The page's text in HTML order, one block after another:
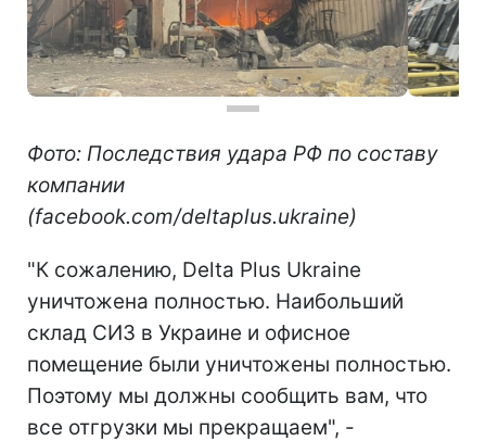
Фото: Последствия удара РФ по составу
компании
(facebook.com/deltaplus.ukraine)
"К сожалению, Delta Plus Ukraine
уничтожена полностью. Наибольший
склад СИЗ в Украине и офисное
помещение были уничтожены полностью.
Поэтому мы должны сообщить вам, что
все отгрузки мы прекращаем", -